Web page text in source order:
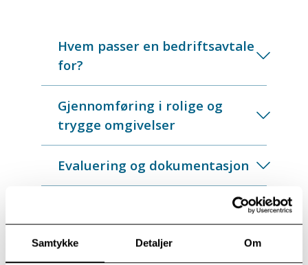
Samtykke Detaljer Om
Hvem passer en bedriftsavtale
for?
Gjennomføring i rolige og
trygge omgivelser
Evaluering og dokumentasjon
Fleksible løsninger til din